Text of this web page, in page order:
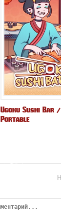
Ugoku Sushi Bar /
Portable